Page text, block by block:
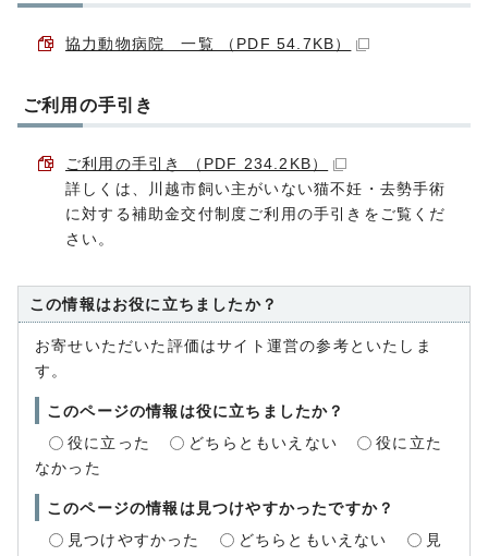
協力動物病院 一覧 （PDF 54.7KB）
ご利用の手引き
ご利用の手引き （PDF 234.2KB）
詳しくは、川越市飼い主がいない猫不妊・去勢手術
に対する補助金交付制度ご利用の手引きをご覧くだ
さい。
この情報はお役に立ちましたか？
お寄せいただいた評価はサイト運営の参考といたしま
す。
このページの情報は役に立ちましたか？
役に立った
どちらともいえない
役に立た
なかった
このページの情報は見つけやすかったですか？
見つけやすかった
どちらともいえない
見